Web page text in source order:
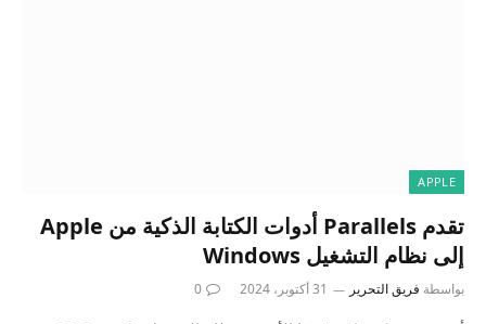
APPLE
تقدم Parallels أدوات الكتابة الذكية من Apple
إلى نظام التشغيل Windows
بواسطة فريق التحرير 31 أكتوبر، 2024 0